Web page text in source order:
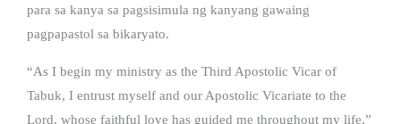
para sa kanya sa pagsisimula ng kanyang gawaing
pagpapastol sa bikaryato.
“As I begin my ministry as the Third Apostolic Vicar of
Tabuk, I entrust myself and our Apostolic Vicariate to the
Lord, whose faithful love has guided me throughout my life,”